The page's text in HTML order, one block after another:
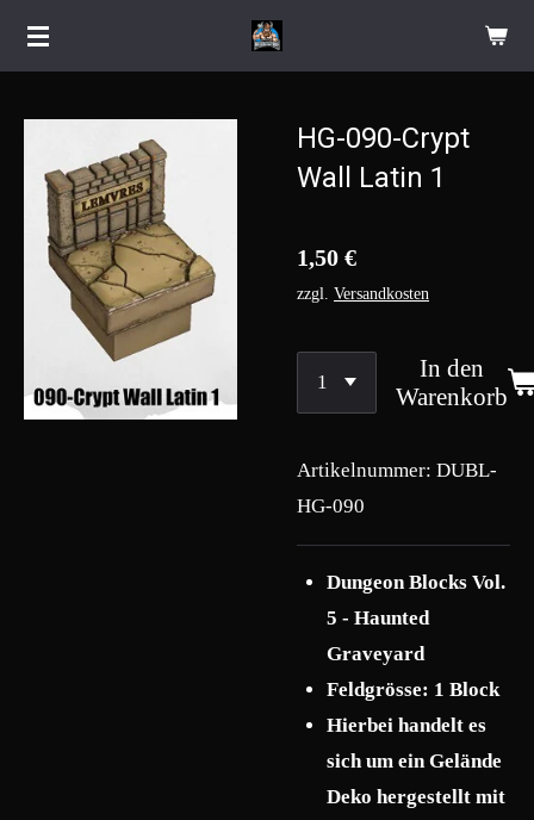
Zum
HG-090-Crypt
Wall Latin 1
1,50 €
zzgl. Versandkosten
In den
Warenkorb
Artikelnummer: DUBL-
HG-090
Dungeon Blocks Vol.
5 - Haunted
Graveyard
Feldgrösse: 1 Block
Hierbei handelt es
sich um ein Gelände
Deko hergestellt mit